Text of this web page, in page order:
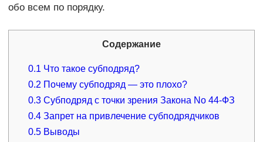
обо всем по порядку.
Содержание
0.1 Что такое субподряд?
0.2 Почему субподряд — это плохо?
0.3 Субподряд с точки зрения Закона No 44-ФЗ
0.4 Запрет на привлечение субподрядчиков
0.5 Выводы